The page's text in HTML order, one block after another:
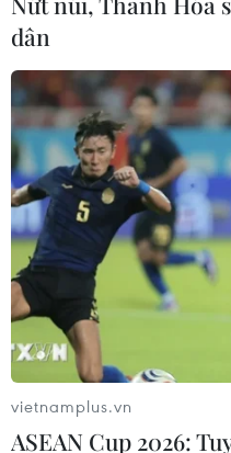
TIN CÙNG
Ngân hàng Trung ương
dân
vietnamplus.vn
ASEAN Cup 2026: